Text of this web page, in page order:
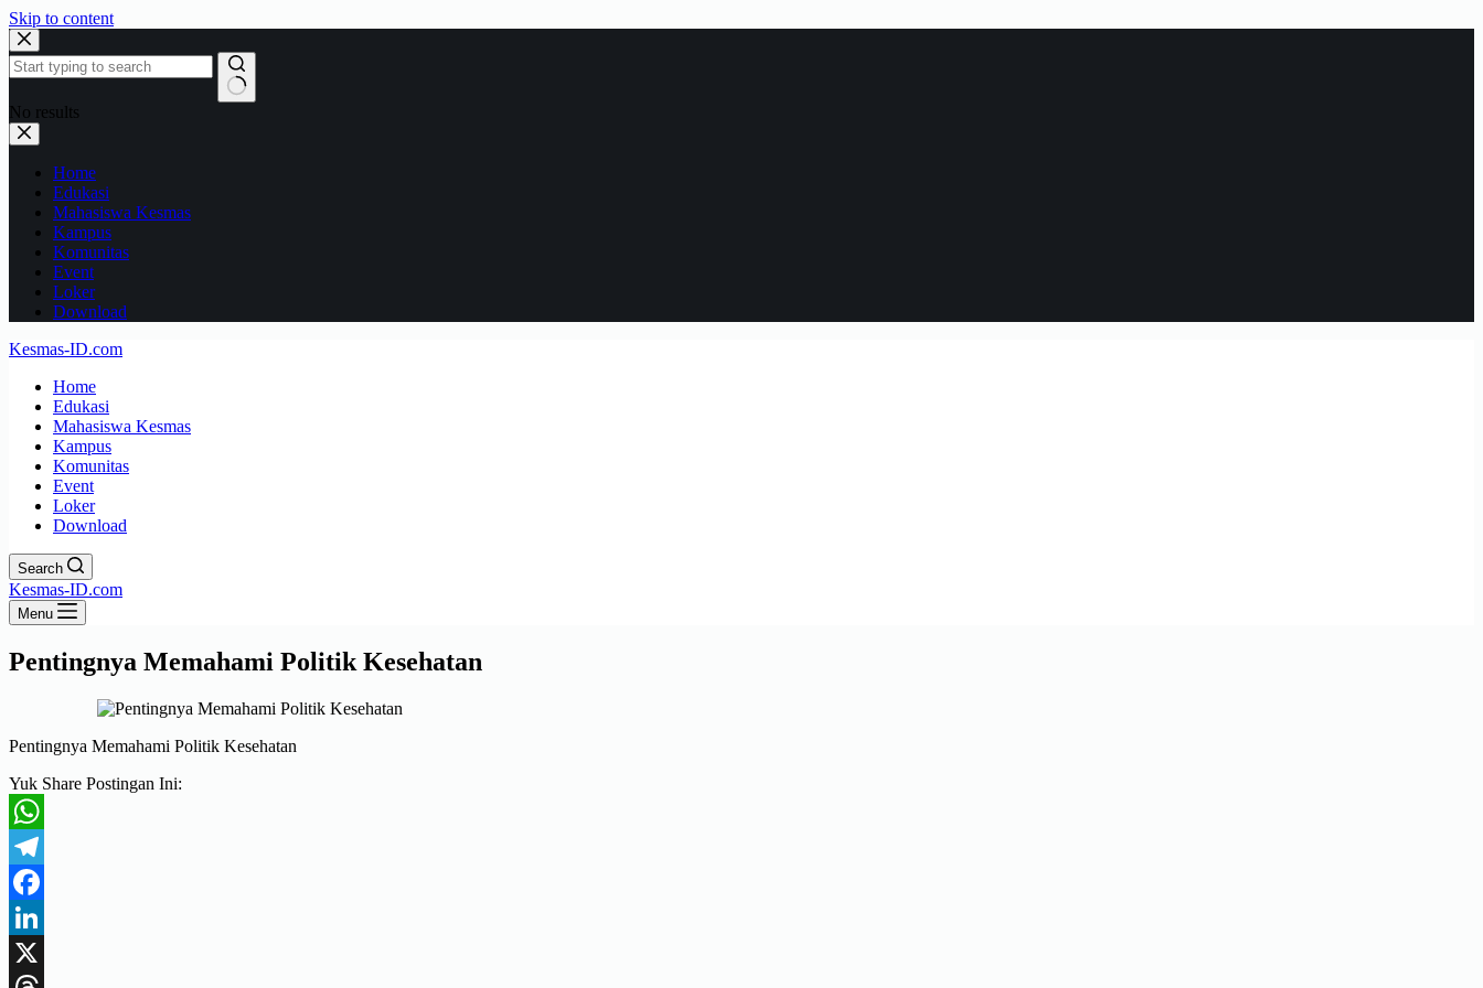
Skip to content
No results
Home
Edukasi
Mahasiswa Kesmas
Kampus
Komunitas
Event
Loker
Download
Kesmas-ID.com
Home
Edukasi
Mahasiswa Kesmas
Kampus
Komunitas
Event
Loker
Download
Search
Kesmas-ID.com
Menu
Pentingnya Memahami Politik Kesehatan
Pentingnya Memahami Politik Kesehatan
Yuk Share Postingan Ini:
WhatsApp
Telegram
Facebook
LinkedIn